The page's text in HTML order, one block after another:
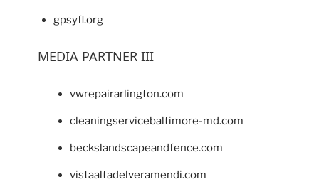
gpsyfl.org
MEDIA PARTNER III
vwrepairarlington.com
cleaningservicebaltimore-md.com
beckslandscapeandfence.com
vistaaltadelveramendi.com